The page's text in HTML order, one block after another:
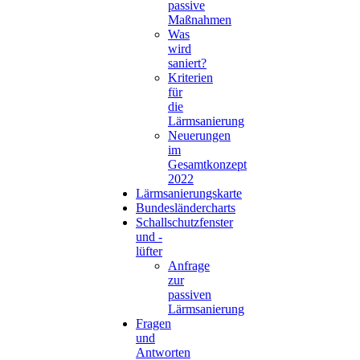
passive
Maßnahmen
Was
wird
saniert?
Kriterien
für
die
Lärmsanierung
Neuerungen
im
Gesamtkonzept
2022
Lärmsanierungskarte
Bundesländercharts
Schallschutzfenster
und -
lüfter
Anfrage
zur
passiven
Lärmsanierung
Fragen
und
Antworten